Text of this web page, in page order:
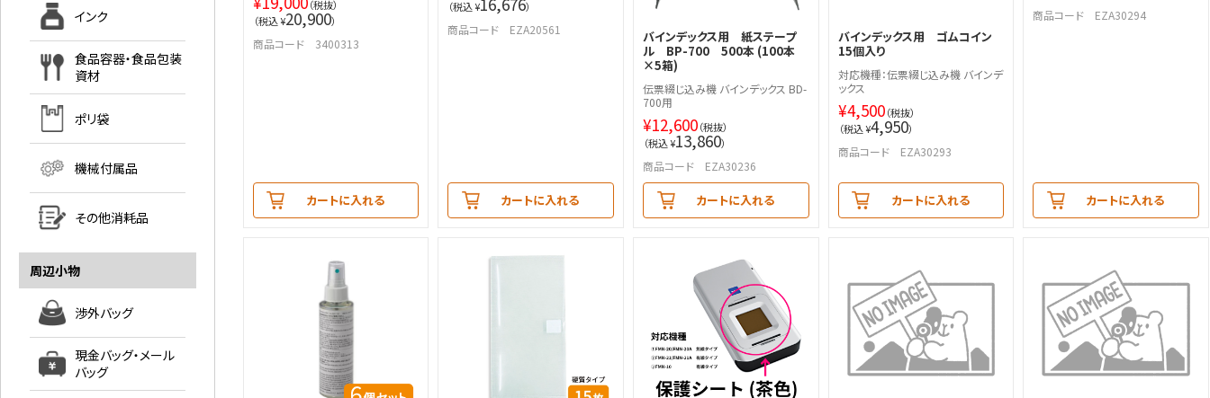
インク
食品容器・食品包装
資材
ポリ袋
機械付属品
その他消耗品
周辺小物
渉外バッグ
現金バッグ・メール
バッグ
（税抜）
（税込 ¥20,900）
商品コード 3400313
カートに入れる
（税込 ¥
）
商品コード EZA20561
カートに入れる
バインデックス用 紙ステープ
ル BP-700 500本 (100本
×5箱)
伝票綴じ込み機 バインデックス BD-
700用
¥12,600（税抜）
（税込 ¥13,860）
商品コード EZA30236
カートに入れる
バインデックス用 ゴムコイン
15個入り
対応機種：伝票綴じ込み機 バインデ
ックス
¥4,500（税抜）
（税込 ¥4,950）
商品コード EZA30293
カートに入れる
商品コード EZA30294
カートに入れる